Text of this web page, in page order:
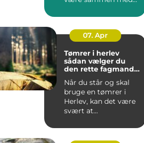
hurti...
07. Apr
Tømrer i herlev
sådan vælger du
den rette fagmand
Når du står og skal
bruge en tømrer i
Herlev, kan det være
svært at
du bør vælge, o...